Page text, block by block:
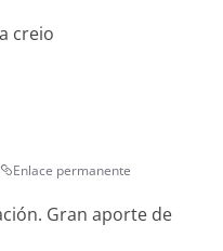
creio
Enlace permanente
Gran aporte de